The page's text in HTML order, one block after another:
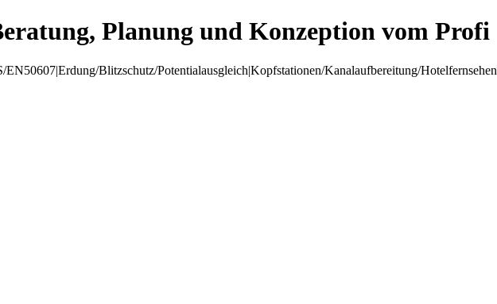
Planung und Konzeption vom Profi
Blitzschutz/Potentialausgleich|Kopfstationen/Kanalaufbereitung/Hotelfernsehen